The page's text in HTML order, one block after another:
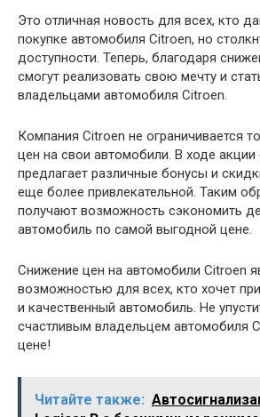
Это отличная новость для всех, кто
покупке автомобиля Citroen, но
доступности. Теперь, благодаря
смогут реализовать свою мечту и
владельцами автомобиля Citroen.
Компания Citroen не ограничивается
цен на свои автомобили. В ходе акции
предлагает различные бонусы и
еще более привлекательной. Таким
получают возможность сэкономить
автомобиль по самой выгодной цене.
Снижение цен на автомобили Citroen
возможностью для всех, кто хочет
и качественный автомобиль. Не
счастливым владельцем автомобиля
цене!
Читайте также: